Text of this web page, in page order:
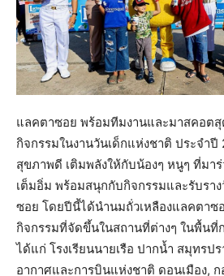
แลคตาซอย พร้อมทีมงานและมาสคอต
กิจกรรมในงานวันเด็กแห่งชาติ ประจำ
สุขภาพดี เติมพลังให้กับน้องๆ หนูๆ ที่มา
เต็มอิ่ม พร้อมสนุกกับกิจกรรมและรับรา
ซอย โดยปีนี้ได้นำนมถั่วเหลืองแลคตาซ
กิจกรรมที่จัดขึ้นในสถานที่ต่างๆ ในพื้น
ได้แก่ โรงเรียนนายเรือ ปากน้ำ สมุทร
อากาศและการบินแห่งชาติ ดอนเมือง,